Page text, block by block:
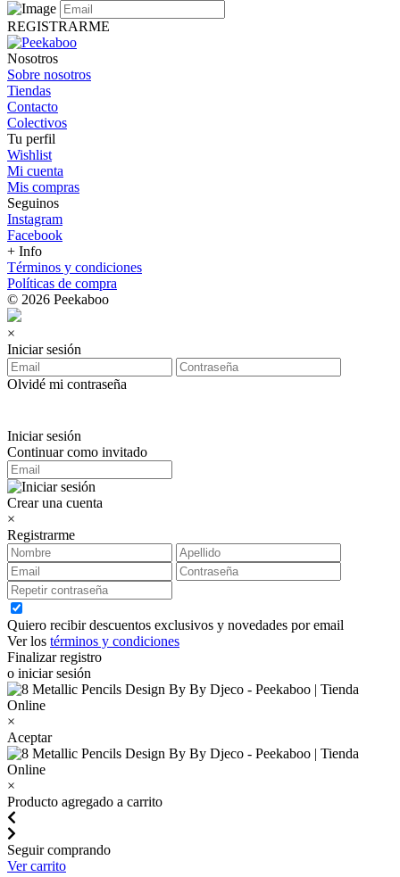
REGISTRARME
Nosotros
Sobre nosotros
Tiendas
Contacto
Colectivos
Tu perfil
Wishlist
Mi cuenta
Mis compras
Seguinos
Instagram
Facebook
+ Info
Términos y condiciones
Políticas de compra
© 2026 Peekaboo
×
Iniciar sesión
Olvidé mi contraseña
Iniciar sesión
Continuar como invitado
Crear una cuenta
×
Registrarme
Quiero recibir descuentos exclusivos y novedades por email
Ver los términos y condiciones
Finalizar registro
o iniciar sesión
×
Aceptar
×
Producto agregado a carrito
Seguir comprando
Ver carrito